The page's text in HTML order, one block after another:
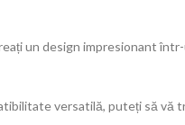
un design impresionant
versatilă, puteți să vă